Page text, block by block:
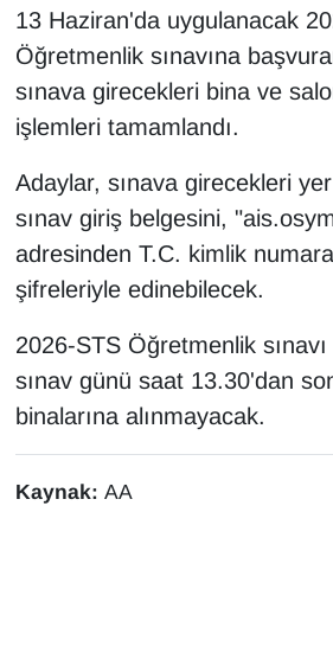
13 Haziran'da uygulanacak
Öğretmenlik sınavına
sınava girecekleri bina ve
işlemleri tamamlandı.
Adaylar, sınava girecekleri
sınav giriş belgesini,
adresinden T.C. kimlik
şifreleriyle edinebilecek.
2026-STS Öğretmenlik
sınav günü saat 13.30'dan
binalarına alınmayacak.
Kaynak: AA
Kadın
Kamu Alımları
Kim Kimdir?
Kültür & Sanat
KURDÎ
MEDYA
POLİTİKA